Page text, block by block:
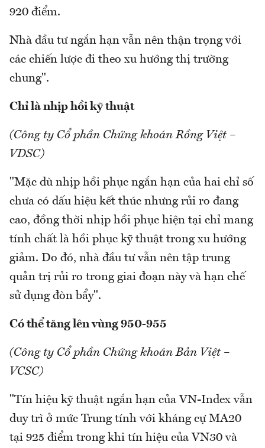
920 điểm.
Nhà đầu tư ngắn hạn vẫn nên thận trọng với
các chiến lược đi theo xu hướng thị trường
chung".
Chỉ là nhịp hồi kỹ thuật
(Công ty Cổ phần Chứng khoán Rồng Việt –
VDSC)
"Mặc dù nhịp hồi phục ngắn hạn của hai chỉ số
chưa có dấu hiệu kết thúc nhưng rủi ro đang
cao, đồng thời nhịp hồi phục hiện tại chỉ mang
tính chất là hồi phục kỹ thuật trong xu hướng
giảm. Do đó, nhà đầu tư vẫn nên tập trung
quản trị rủi ro trong giai đoạn này và hạn chế
sử dụng đòn bẩy".
Có thể tăng lên vùng 950-955
(Công ty Cổ phần Chứng khoán Bản Việt –
VCSC)
"Tín hiệu kỹ thuật ngắn hạn của VN-Index vẫn
duy trì ở mức Trung tính với kháng cự MA20
tại 925 điểm trong khi tín hiệu của VN30 và